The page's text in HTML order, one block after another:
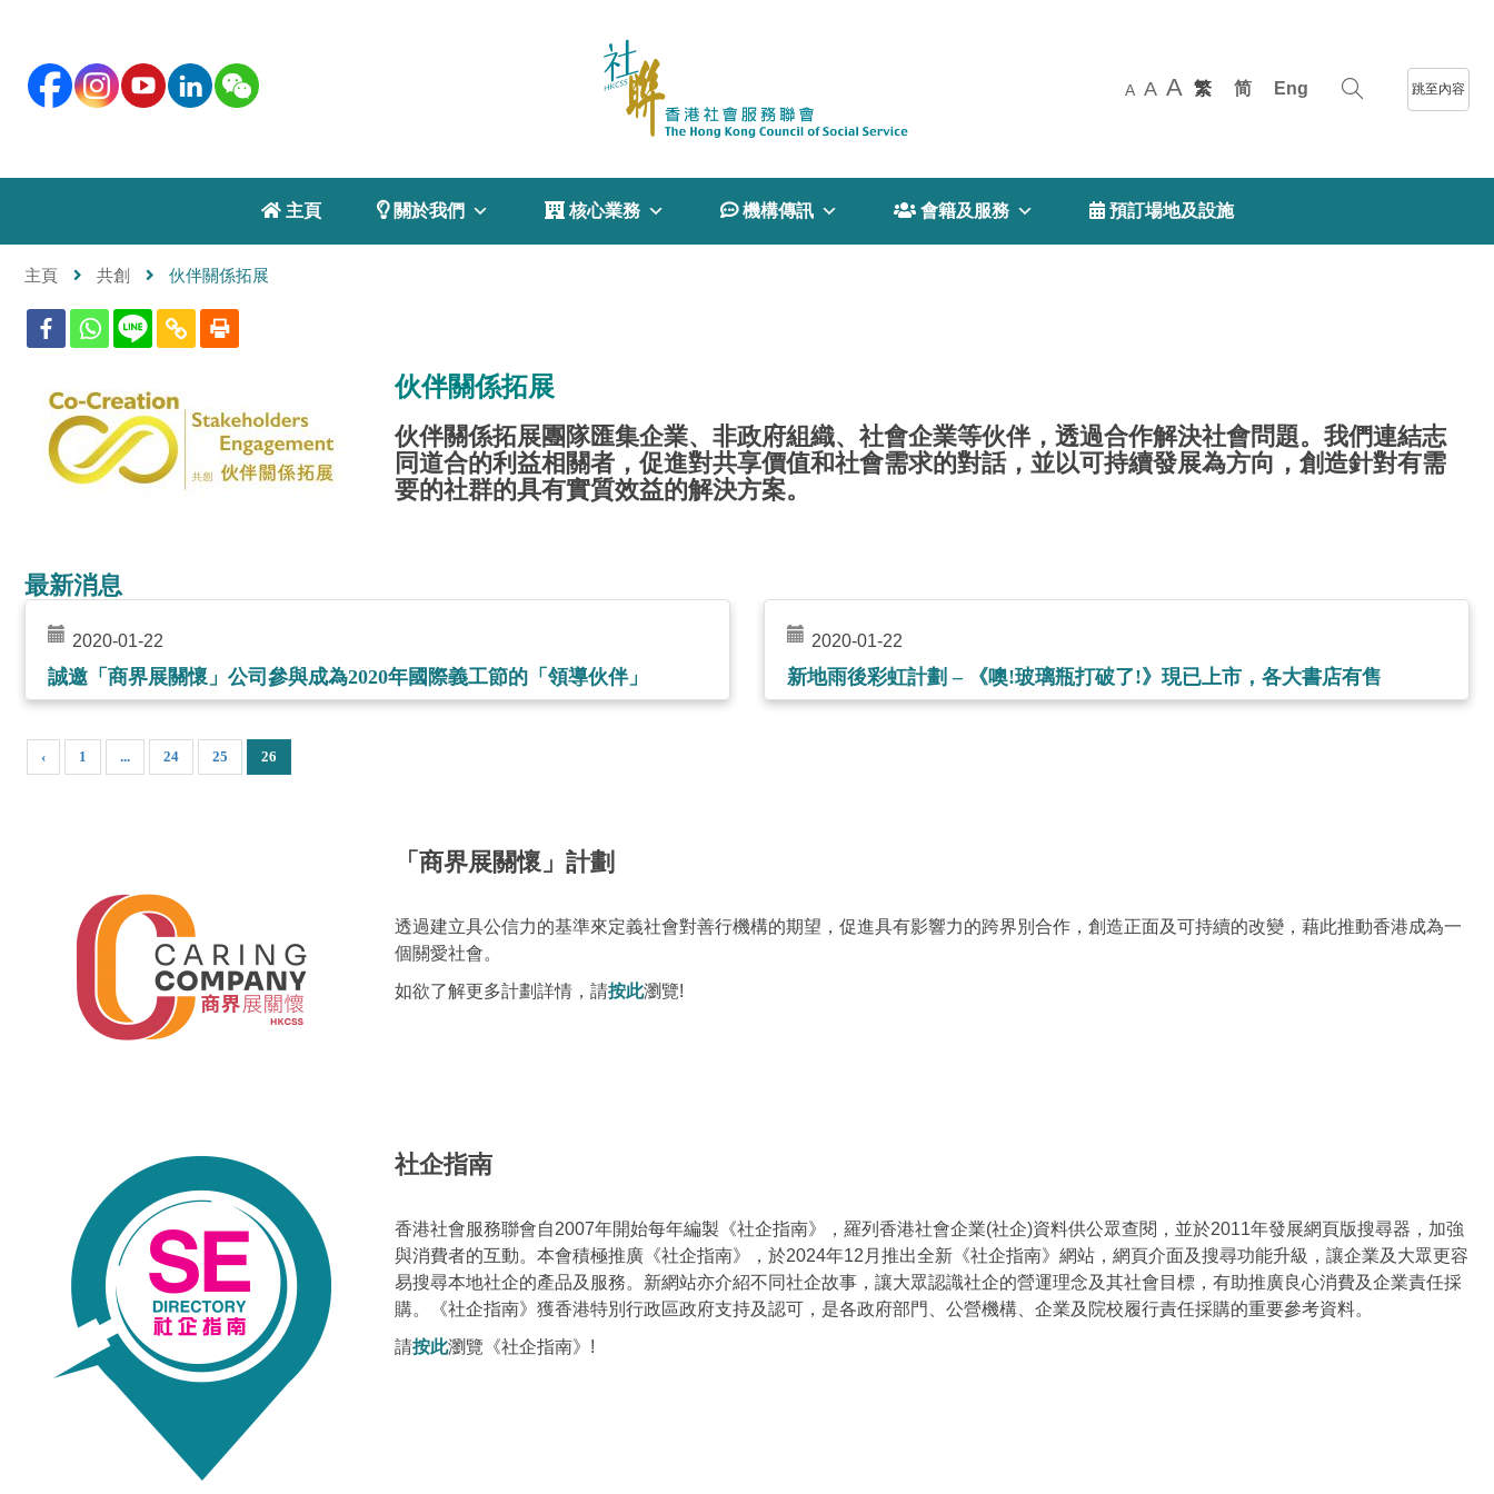
A A A 繁 简 Eng 跳至內容
 主頁  關於我們  核心業務  機構傳訊  會籍及服務  預訂場地及設施
主頁 共創 伙伴關係拓展
伙伴關係拓展
伙伴關係拓展團隊匯集企業、非政府組織、社會企業等伙伴，透過合作解決社會問題。我們連結志
同道合的利益相關者，促進對共享價值和社會需求的對話，並以可持續發展為方向，創造針對有需
要的社群的具有實質效益的解決方案。
最新消息
2020-01-22
誠邀「商界展關懷」公司參與成為2020年國際義工節的「領導伙伴」
2020-01-22
新地雨後彩虹計劃 – 《噢!玻璃瓶打破了!》現已上市，各大書店有售
‹ 1 ... 24 25 26
「商界展關懷」計劃
透過建立具公信力的基準來定義社會對善行機構的期望，促進具有影響力的跨界別合作，創造正面及可持續的改變，藉此推動香港成為一
個關愛社會。
如欲了解更多計劃詳情，請按此瀏覽!
社企指南
香港社會服務聯會自2007年開始每年編製《社企指南》，羅列香港社會企業(社企)資料供公眾查閱，並於2011年發展網頁版搜尋器，加強
與消費者的互動。本會積極推廣《社企指南》，於2024年12月推出全新《社企指南》網站，網頁介面及搜尋功能升級，讓企業及大眾更容
易搜尋本地社企的產品及服務。新網站亦介紹不同社企故事，讓大眾認識社企的營運理念及其社會目標，有助推廣良心消費及企業責任採
購。《社企指南》獲香港特別行政區政府支持及認可，是各政府部門、公營機構、企業及院校履行責任採購的重要參考資料。
請按此瀏覽《社企指南》!